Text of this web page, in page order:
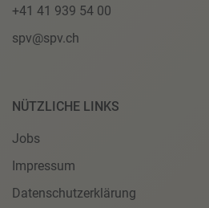
+41 41 939 54 00
spv@spv.ch
NÜTZLICHE LINKS
Jobs
Impressum
Datenschutzerklärung